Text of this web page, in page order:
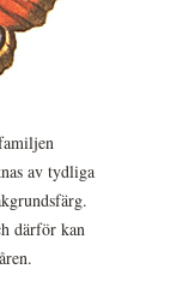
av tydliga
därför kan